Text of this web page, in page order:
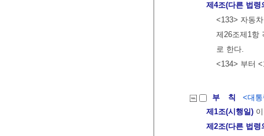
제4조(다른 법령
<133> 자동
제26조제1항
로 한다.
<134> 부터
부 칙
<대
제1조(시행일)
제2조(다른 법령